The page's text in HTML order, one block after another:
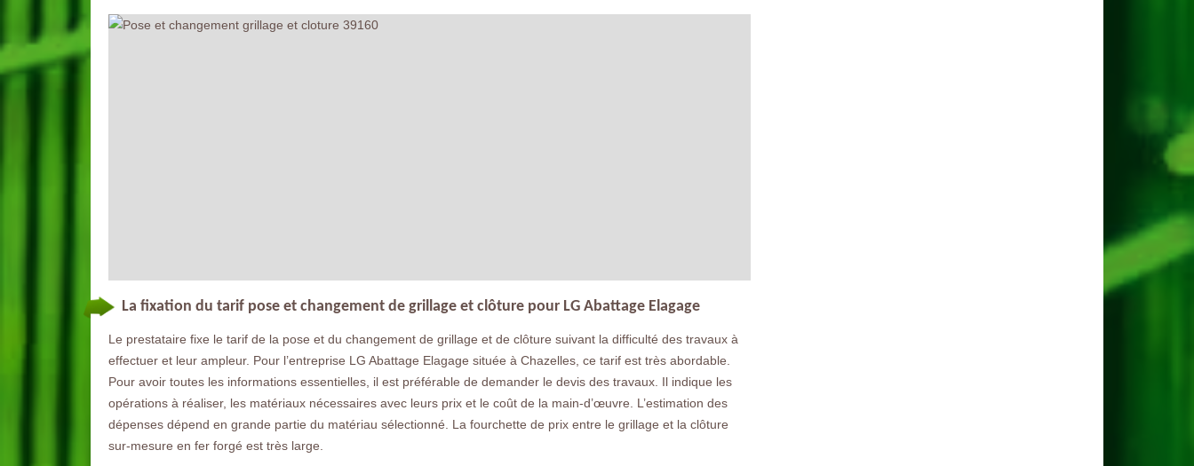
La fixation du tarif pose et changement de grillage et clôture pour LG Abattage Elagage
Le prestataire fixe le tarif de la pose et du changement de grillage et de clôture suivant la difficulté des travaux à
effectuer et leur ampleur. Pour l’entreprise LG Abattage Elagage située à Chazelles, ce tarif est très abordable.
Pour avoir toutes les informations essentielles, il est préférable de demander le devis des travaux. Il indique les
opérations à réaliser, les matériaux nécessaires avec leurs prix et le coût de la main-d’œuvre. L’estimation des
dépenses dépend en grande partie du matériau sélectionné. La fourchette de prix entre le grillage et la clôture
sur-mesure en fer forgé est très large.